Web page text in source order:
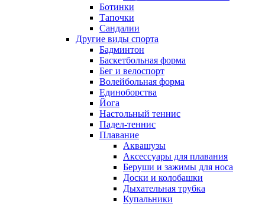
Ботинки
Тапочки
Сандалии
Другие виды спорта
Бадминтон
Баскетбольная форма
Бег и велоспорт
Волейбольная форма
Единоборства
Йога
Настольный теннис
Падел-теннис
Плавание
Аквашузы
Аксессуары для плавания
Беруши и зажимы для носа
Доски и колобашки
Дыхательная трубка
Купальники